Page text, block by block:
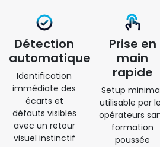
Détection
automatique
Identification
immédiate des
écarts et
défauts visibles
avec un retour
visuel instinctif
Prise en
main
rapide
Setup
utilisable par
opérateurs
formation
poussée